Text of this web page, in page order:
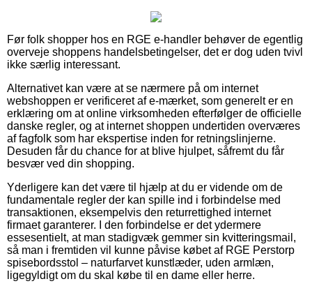
Før folk shopper hos en RGE e-handler behøver de egentlig
overveje shoppens handelsbetingelser, det er dog uden tvivl
ikke særlig interessant.
Alternativet kan være at se nærmere på om internet
webshoppen er verificeret af e-mærket, som generelt er en
erklæring om at online virksomheden efterfølger de officielle
danske regler, og at internet shoppen undertiden overværes
af fagfolk som har ekspertise inden for retningslinjerne.
Desuden får du chance for at blive hjulpet, såfremt du får
besvær ved din shopping.
Yderligere kan det være til hjælp at du er vidende om de
fundamentale regler der kan spille ind i forbindelse med
transaktionen, eksempelvis den returrettighed internet
firmaet garanterer. I den forbindelse er det ydermere
essesentielt, at man stadigvæk gemmer sin kvitteringsmail,
så man i fremtiden vil kunne påvise købet af RGE Perstorp
spisebordsstol – naturfarvet kunstlæder, uden armlæn,
ligegyldigt om du skal købe til en dame eller herre.